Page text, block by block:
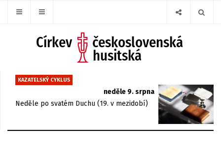
KAZATELSKÝ CYKLUS
neděle 9. srpna
Neděle po svatém Duchu (19. v mezidobí)